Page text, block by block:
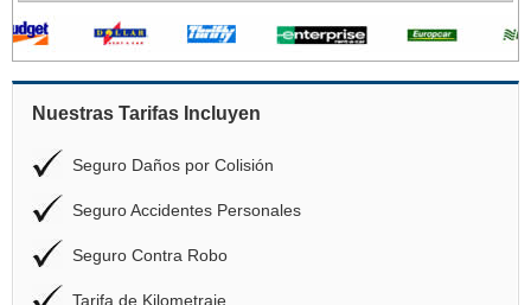
Nuestras Tarifas Incluyen
Seguro Daños por Colisión
Seguro Accidentes Personales
Seguro Contra Robo
Tarifa de Kilometraje